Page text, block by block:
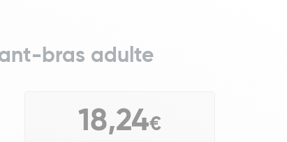
bras adulte
18,24€